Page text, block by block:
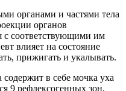
органами и частями тела
органов
с соответствующими им
влияет на состояние
прижигать и укалывать.
в себе мочка уха
9 рефлексогенных зон,